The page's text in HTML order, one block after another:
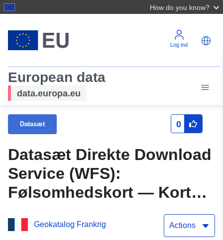
How do you know?
Log ind
European data
data.europa.eu
Datasæt 0
Datasæt Direkte Download
Service (WFS):
Følsomhedskort — Kort
over naturområder —
Somatochlora_alpestris
Geokatalog Frankrig Actions